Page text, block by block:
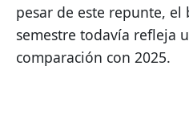
pesar de este repunte,
semestre todavía refleja
comparación con 2025.